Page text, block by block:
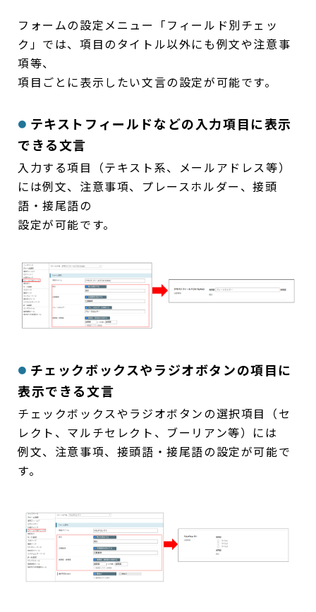
フォームの設定メニュー「フィールド別チェッ
ク」では、項目のタイトル以外にも例文や注意事
項等、
項目ごとに表示したい文言の設定が可能です。
テキストフィールドなどの入力項目に表示
できる文言
入力する項目（テキスト系、メールアドレス等）
には例文、注意事項、プレースホルダー、接頭
語・接尾語の
設定が可能です。
チェックボックスやラジオボタンの項目に
表示できる文言
チェックボックスやラジオボタンの選択項目（セ
レクト、マルチセレクト、ブーリアン等）には
例文、注意事項、接頭語・接尾語の設定が可能で
す。